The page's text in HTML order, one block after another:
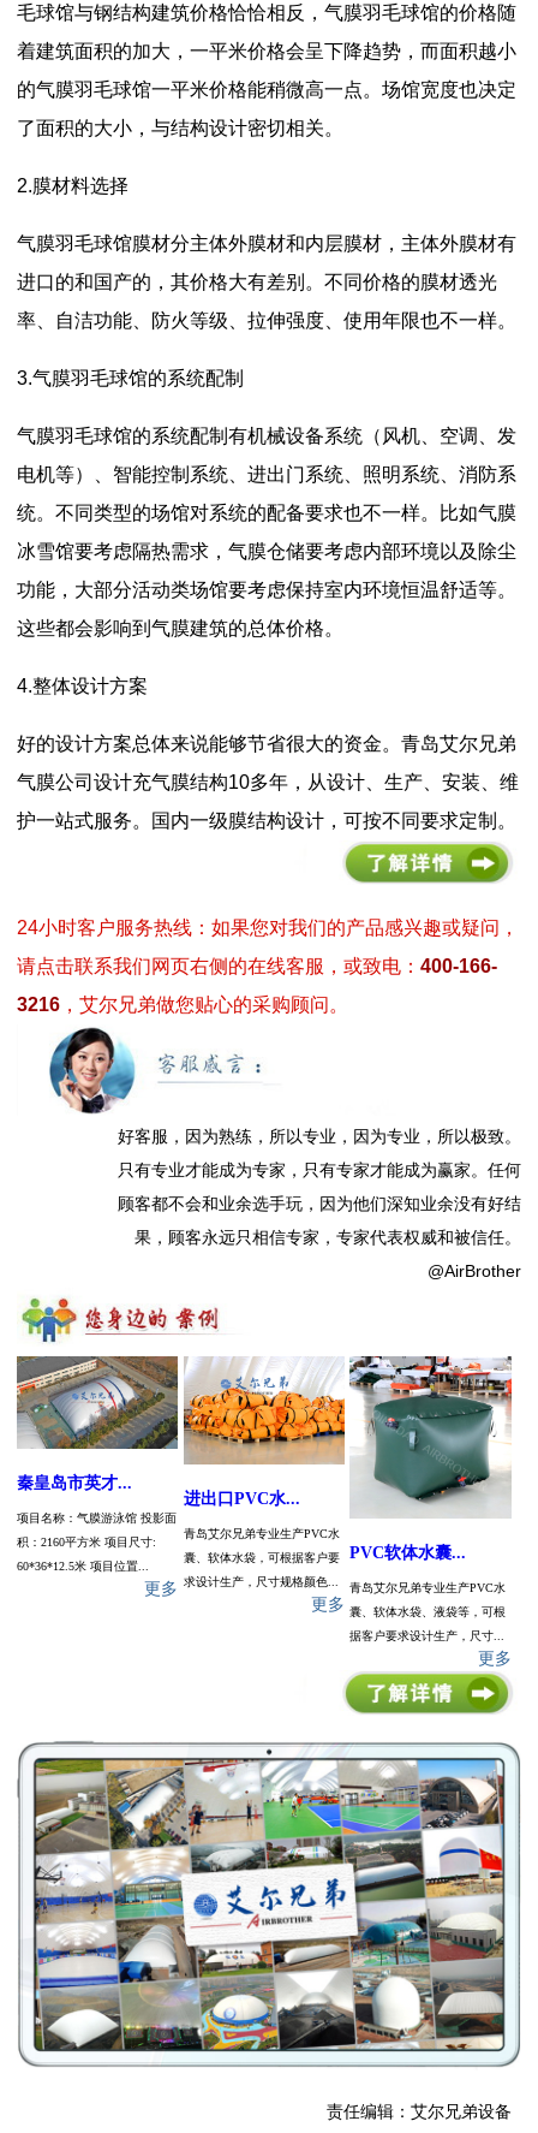
毛球馆与钢结构建筑价格恰恰相反，气膜羽毛球馆的价格随
着建筑面积的加大，一平米价格会呈下降趋势，而面积越小
的气膜羽毛球馆一平米价格能稍微高一点。场馆宽度也决定
了面积的大小，与结构设计密切相关。
2.膜材料选择
气膜羽毛球馆膜材分主体外膜材和内层膜材，主体外膜材有
进口的和国产的，其价格大有差别。不同价格的膜材透光
率、自洁功能、防火等级、拉伸强度、使用年限也不一样。
3.气膜羽毛球馆的系统配制
气膜羽毛球馆的系统配制有机械设备系统（风机、空调、发
电机等）、智能控制系统、进出门系统、照明系统、消防系
统。不同类型的场馆对系统的配备要求也不一样。比如气膜
冰雪馆要考虑隔热需求，气膜仓储要考虑内部环境以及除尘
功能，大部分活动类场馆要考虑保持室内环境恒温舒适等。
这些都会影响到气膜建筑的总体价格。
4.整体设计方案
好的设计方案总体来说能够节省很大的资金。青岛艾尔兄弟
气膜公司设计充气膜结构10多年，从设计、生产、安装、维
护一站式服务。国内一级膜结构设计，可按不同要求定制。
24小时客户服务热线：如果您对我们的产品感兴趣或疑问，
请点击联系我们网页右侧的在线客服，或致电： 400-166-
3216 ，艾尔兄弟做您贴心的采购顾问。
好客服，因为熟练，所以专业，因为专业，所以极致。
只有专业才能成为专家，只有专家才能成为赢家。任何
顾客都不会和业余选手玩，因为他们深知业余没有好结
果，顾客永远只相信专家，专家代表权威和被信任。
@AirBrother
秦皇岛市英才...
项目名称：气膜游泳馆 投影面
积：2160平方米 项目尺寸:
60*36*12.5米 项目位置...
更多
进出口PVC水...
青岛艾尔兄弟专业生产PVC水
囊、软体水袋，可根据客户要
求设计生产，尺寸规格颜色...
更多
PVC软体水囊...
青岛艾尔兄弟专业生产PVC水
囊、软体水袋、液袋等，可根
据客户要求设计生产，尺寸...
更多
责任编辑：艾尔兄弟设备